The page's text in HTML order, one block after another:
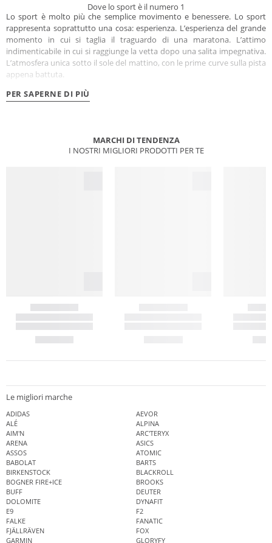
Dove lo sport è il numero 1
Lo sport è molto più che semplice movimento e benessere. Lo sport
rappresenta soprattutto una cosa: esperienza. L’esperienza del grande
momento in cui si taglia il traguardo di una maratona. L’attimo
indimenticabile in cui si raggiunge la vetta dopo una salita impegnativa.
L’atmosfera unica sotto il sole del mattino, con le prime curve sulla pista
appena battuta.
PER SAPERNE DI PIÙ
MARCHI DI TENDENZA
I NOSTRI MIGLIORI PRODOTTI PER TE
Le migliori marche
ADIDAS
AEVOR
ALÉ
ALPINA
AIM'N
ARC'TERYX
ARENA
ASICS
ASSOS
ATOMIC
BABOLAT
BARTS
BIRKENSTOCK
BLACKROLL
BOGNER FIRE+ICE
BROOKS
BUFF
DEUTER
DOLOMITE
DYNAFIT
E9
F2
FALKE
FANATIC
FJÄLLRÄVEN
FOX
GARMIN
GLORYFY